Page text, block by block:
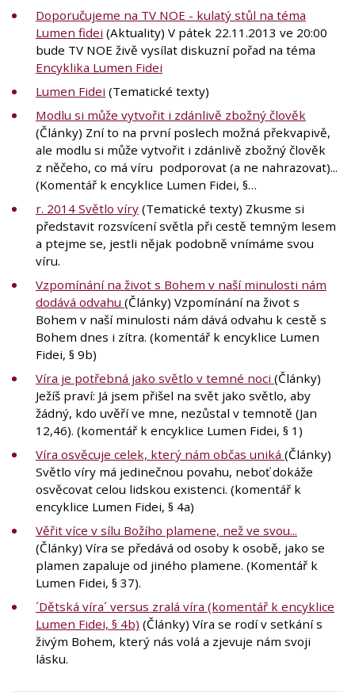
Doporučujeme na TV NOE - kulatý stůl na téma
Lumen fidei (Aktuality) V pátek 22.11.2013 ve 20:00
bude TV NOE živě vysílat diskuzní pořad na téma
Encyklika Lumen Fidei
Lumen Fidei (Tematické texty)
Modlu si může vytvořit i zdánlivě zbožný člověk
(Články) Zní to na první poslech možná překvapivě,
ale modlu si může vytvořit i zdánlivě zbožný člověk
z něčeho, co má víru podporovat (a ne nahrazovat)...
(Komentář k encyklice Lumen Fidei, §…
r. 2014 Světlo víry (Tematické texty) Zkusme si
představit rozsvícení světla při cestě temným lesem
a ptejme se, jestli nějak podobně vnímáme svou
víru.
Vzpomínání na život s Bohem v naší minulosti nám
dodává odvahu (Články) Vzpomínání na život s
Bohem v naší minulosti nám dává odvahu k cestě s
Bohem dnes i zítra. (komentář k encyklice Lumen
Fidei, § 9b)
Víra je potřebná jako světlo v temné noci (Články)
Ježíš praví: Já jsem přišel na svět jako světlo, aby
žádný, kdo uvěří ve mne, nezůstal v temnotě (Jan
12,46). (komentář k encyklice Lumen Fidei, § 1)
Víra osvěcuje celek, který nám občas uniká (Články)
Světlo víry má jedinečnou povahu, neboť dokáže
osvěcovat celou lidskou existenci. (komentář k
encyklice Lumen Fidei, § 4a)
Věřit více v sílu Božího plamene, než ve svou...
(Články) Víra se předává od osoby k osobě, jako se
plamen zapaluje od jiného plamene. (Komentář k
Lumen Fidei, § 37).
´Dětská víra´ versus zralá víra (komentář k encyklice
Lumen Fidei, § 4b) (Články) Víra se rodí v setkání s
živým Bohem, který nás volá a zjevuje nám svoji
lásku.